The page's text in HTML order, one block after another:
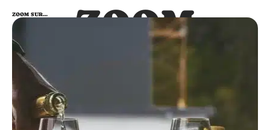
ZOOM
SUR…
ZOOM SUR…